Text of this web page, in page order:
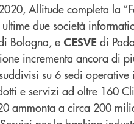
Allitude completa la
due società
Bologna, e CESVE di
incrementa ancora di
su 6 sedi operative
e servizi ad oltre 160
ammonta a circa 200